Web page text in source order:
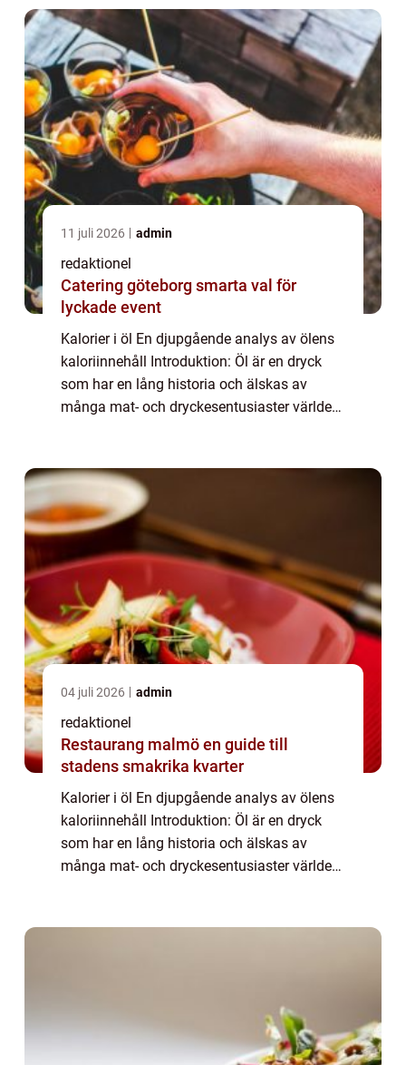
11 juli 2026 admin
redaktionel
Catering göteborg smarta val för
lyckade event
Kalorier i öl En djupgående analys av ölens
kaloriinnehåll Introduktion: Öl är en dryck
som har en lång historia och älskas av
många mat- och dryckesentusiaster världen
04 juli 2026 admin
redaktionel
Restaurang malmö en guide till
stadens smakrika kvarter
Kalorier i öl En djupgående analys av ölens
kaloriinnehåll Introduktion: Öl är en dryck
som har en lång historia och älskas av
många mat- och dryckesentusiaster världen